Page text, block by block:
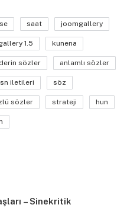
saat joomgallery
1.5 kunena
derin sözler anlamlı sözler
iletileri söz
sözler strateji hun
– Sinekritik